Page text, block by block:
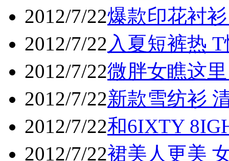
2012/7/22爆款印花衬
2012/7/22入夏短裤热
2012/7/22微胖女瞧这
2012/7/22新款雪纺衫
2012/7/22和6IXTY
2012/7/22裙美人更美